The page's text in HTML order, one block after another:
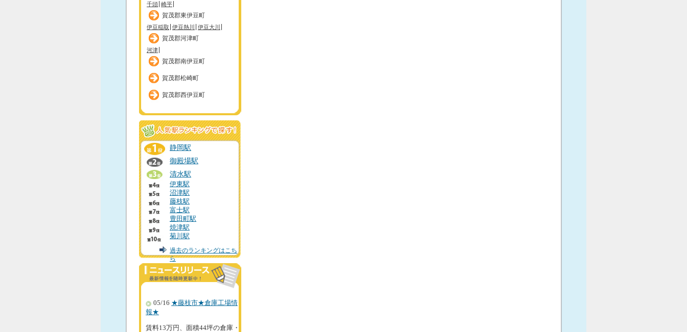
千頭 崎平
賀茂郡東伊豆町
伊豆稲取 伊豆熱川 伊豆大川
賀茂郡河津町
河津
賀茂郡南伊豆町
賀茂郡松崎町
賀茂郡西伊豆町
静岡駅
御殿場駅
清水駅
伊東駅
沼津駅
藤枝駅
富士駅
豊田町駅
焼津駅
菊川駅
過去のランキングはこち
ら
05/16 ★藤枝市★倉庫工場情
報★
賃料13万円、面積44坪の倉庫・